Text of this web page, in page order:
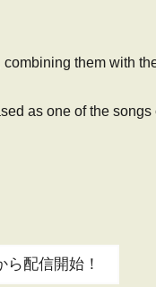
them with
as one of the
配信開始！